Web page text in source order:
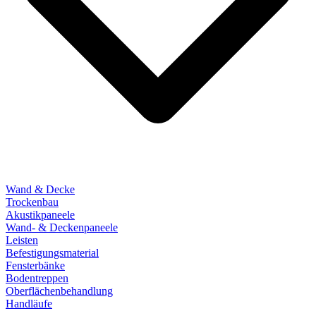
Wand & Decke
Trockenbau
Akustikpaneele
Wand- & Deckenpaneele
Leisten
Befestigungsmaterial
Fensterbänke
Bodentreppen
Oberflächenbehandlung
Handläufe